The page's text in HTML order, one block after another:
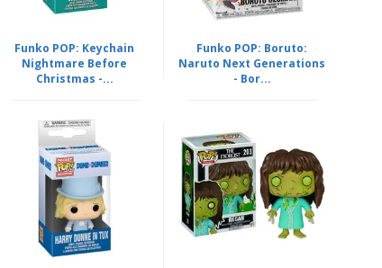
Funko POP: Keychain
Nightmare Before
Christmas -...
Funko POP: Boruto:
Naruto Next Generations
- Bor...